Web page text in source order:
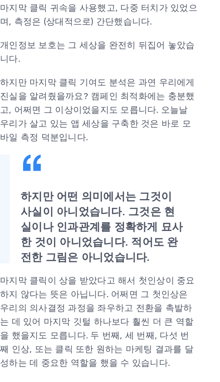
마지막 클릭 귀속을 사용했고, 다중 터치가 있었으
며, 측정은 (상대적으로) 간단했습니다.
개인정보 보호는 그 세상을 완전히 뒤집어 놓았습
니다.
하지만 마지막 클릭 기여도 분석은 과연 우리에게
진실을 알려줬을까요? 캠페인 최적화에는 충분했
고, 어쩌면 그 이상이었을지도 모릅니다. 오늘날
우리가 살고 있는 앱 세상을 구축한 것은 바로 모
바일 측정 덕분입니다.
하지만 어떤 의미에서는 그것이
사실이 아니었습니다. 그것은 현
실이나 인과관계를 정확하게 묘사
한 것이 아니었습니다. 적어도 완
전한 그림은 아니었습니다.
마지막 클릭이 상을 받았다고 해서 첫인상이 중요
하지 않다는 뜻은 아닙니다. 어쩌면 그 첫인상은
우리의 의사결정 과정을 좌우하고 전환을 촉발하
는 데 있어 마지막 깃털 하나보다 훨씬 더 큰 역할
을 했을지도 모릅니다. 두 번째, 세 번째, 다섯 번
째 인상, 또는 클릭 또한 원하는 마케팅 결과를 달
성하는 데 중요한 역할을 했을 수 있습니다.